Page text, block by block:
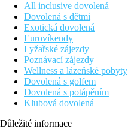
All inclusive dovolená
Dovolená s dětmi
Exotická dovolená
Eurovíkendy
Lyžařské zájezdy
Poznávací zájezdy
Wellness a lázeňské pobyty
Dovolená s golfem
Dovolená s potápěním
Klubová dovolená
Důležité informace